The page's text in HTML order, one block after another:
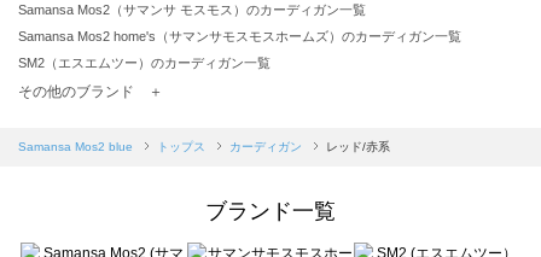
Samansa Mos2（サマンサ モスモス）のカーディガン一覧
Samansa Mos2 home's（サマンサモスモスホームズ）のカーディガン一覧
SM2（エスエムツー）のカーディガン一覧
TSUHARU by Samansa Mos2（ツハルバイサマンサモスモス）のカーディガン一覧
Samansa Mos2 blue（サマンサモスモス ブルー）のカーディガン一覧
sō4ū（ソウフォーユー）のカーディガン一覧
Te chichi（テチチ）のカーディガン一覧
その他のブランド ＋
Samansa Mos2 blue トップス カーディガン レッド/赤系
ブランド一覧